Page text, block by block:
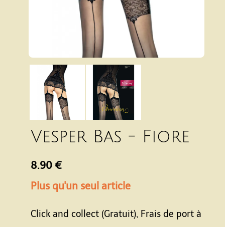
Vesper Bas - Fiore
8.90 €
Plus qu'un seul article
Click and collect (Gratuit), Frais de port à